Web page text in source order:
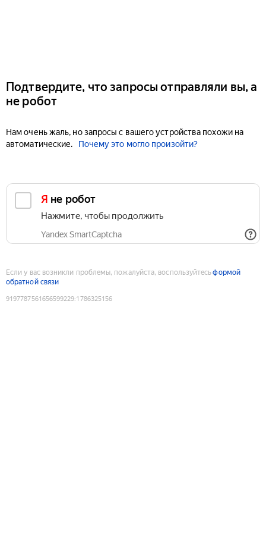
Подтвердите, что запросы отправляли вы, а
не робот
Нам очень жаль, но запросы с вашего устройства похожи на
автоматические.
Почему это могло произойти?
Я не робот
Нажмите, чтобы продолжить
Yandex SmartCaptcha
Если у вас возникли проблемы, пожалуйста, воспользуйтесьформой
обратной связи
9197787561656599229:1786325156